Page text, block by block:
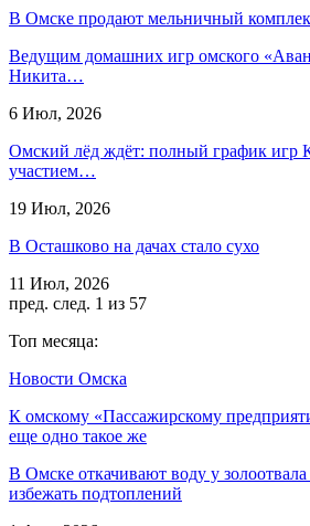
В Омске продают мельничный
Ведущим домашних игр омского
Никита…
6 Июл, 2026
Омский лёд ждёт: полный график игр
участием…
19 Июл, 2026
В Осташково на дачах стало сухо
11 Июл, 2026
пред. след. 1 из 57
Топ месяца:
Новости Омска
К омскому «Пассажирскому
еще одно такое же
В Омске откачивают воду у
избежать подтоплений